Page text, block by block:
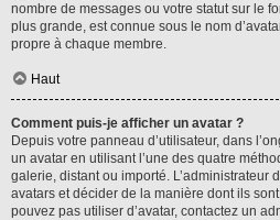
nombre de messages ou votre statut sur le
plus grande, est connue sous le nom
propre à chaque membre.
Haut
Comment puis-je afficher un avatar ?
Depuis votre panneau d’utilisateur, dans
un avatar en utilisant l’une des quatre
galerie, distant ou importé. L’administrateur
avatars et décider de la manière dont ils
pouvez pas utiliser d’avatar, contactez un